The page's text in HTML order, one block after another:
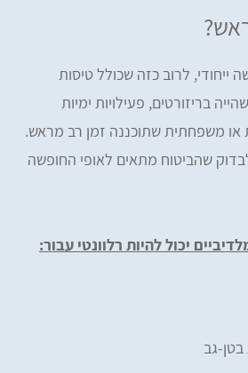
ייחודי, לרוב כזה שכולל טיסות
בריזורטים, פעילויות ימיות
או משפחתית שתוכננה זמן רב מראש.
שהביטוח מתאים לאופי החופשה
יכול להיות רלוונטי עבור:
גב